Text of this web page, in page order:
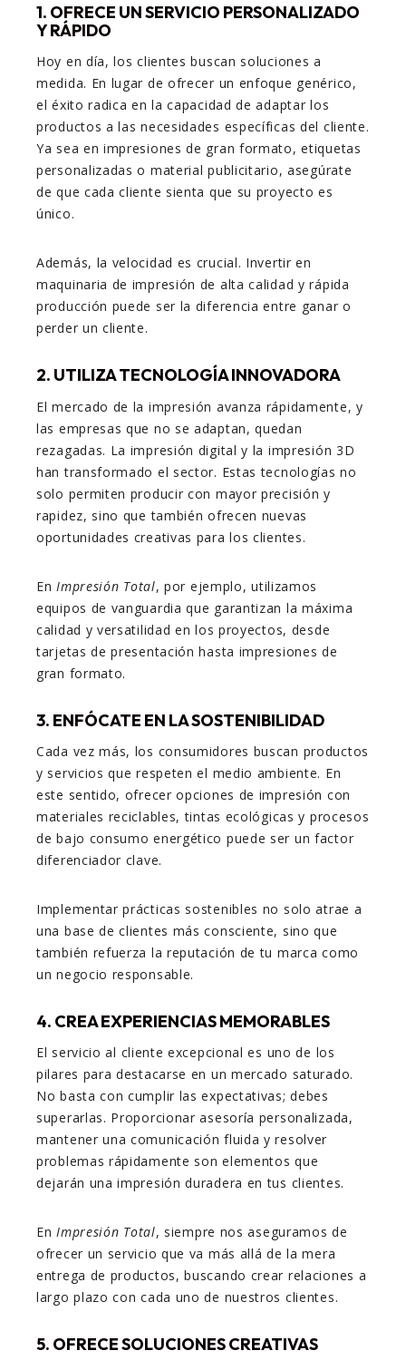
1. OFRECE UN SERVICIO PERSONALIZADO
Y RÁPIDO
Hoy en día, los clientes buscan soluciones a
medida. En lugar de ofrecer un enfoque genérico,
el éxito radica en la capacidad de adaptar los
productos a las necesidades específicas del cliente.
Ya sea en impresiones de gran formato, etiquetas
personalizadas o material publicitario, asegúrate
de que cada cliente sienta que su proyecto es
único.
Además, la velocidad es crucial. Invertir en
maquinaria de impresión de alta calidad y rápida
producción puede ser la diferencia entre ganar o
perder un cliente.
2. UTILIZA TECNOLOGÍA INNOVADORA
El mercado de la impresión avanza rápidamente, y
las empresas que no se adaptan, quedan
rezagadas. La impresión digital y la impresión 3D
han transformado el sector. Estas tecnologías no
solo permiten producir con mayor precisión y
rapidez, sino que también ofrecen nuevas
oportunidades creativas para los clientes.
En Impresión Total, por ejemplo, utilizamos
equipos de vanguardia que garantizan la máxima
calidad y versatilidad en los proyectos, desde
tarjetas de presentación hasta impresiones de
gran formato.
3. ENFÓCATE EN LA SOSTENIBILIDAD
Cada vez más, los consumidores buscan productos
y servicios que respeten el medio ambiente. En
este sentido, ofrecer opciones de impresión con
materiales reciclables, tintas ecológicas y procesos
de bajo consumo energético puede ser un factor
diferenciador clave.
Implementar prácticas sostenibles no solo atrae a
una base de clientes más consciente, sino que
también refuerza la reputación de tu marca como
un negocio responsable.
4. CREA EXPERIENCIAS MEMORABLES
El servicio al cliente excepcional es uno de los
pilares para destacarse en un mercado saturado.
No basta con cumplir las expectativas; debes
superarlas. Proporcionar asesoría personalizada,
mantener una comunicación fluida y resolver
problemas rápidamente son elementos que
dejarán una impresión duradera en tus clientes.
EnImpresión Total, siempre nos aseguramos de
ofrecer un servicio que va más allá de la mera
entrega de productos, buscando crear relaciones a
largo plazo con cada uno de nuestros clientes.
5. OFRECE SOLUCIONES CREATIVAS